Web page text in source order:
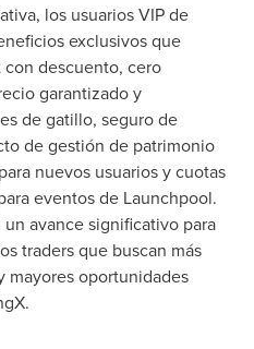
los usuarios VIP de
exclusivos que
descuento, cero
garantizado y
de gatillo, seguro de
de gestión de patrimonio
nuevos usuarios y cuotas
eventos de Launchpool.
avance significativo para
traders que buscan más
mayores oportunidades